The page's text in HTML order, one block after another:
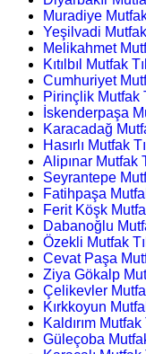
Muradiye Mutfak
Yeşilvadi Mutfak
Melikahmet
Kıtılbıl Mutfak
Cumhuriyet
Pirinçlik Mutfak
İskenderpaşa
Karacadağ
Hasırlı Mutfak
Alipınar Mutfak
Seyrantepe
Fatihpaşa
Ferit Köşk
Dabanoğlu
Özekli Mutfak
Cevat Paşa
Ziya Gökalp
Çelikevler
Kırkkoyun
Kaldırım Mutfak
Güleçoba